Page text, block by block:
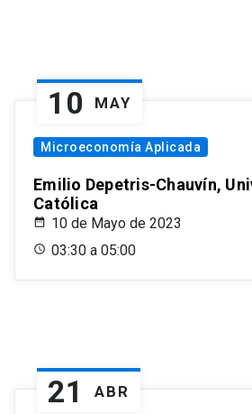
10 MAY
Microeconomía Aplicada
Emilio Depetris-Chauvín,
Católica
10 de Mayo de 2023
03:30 a 05:00
21 ABR